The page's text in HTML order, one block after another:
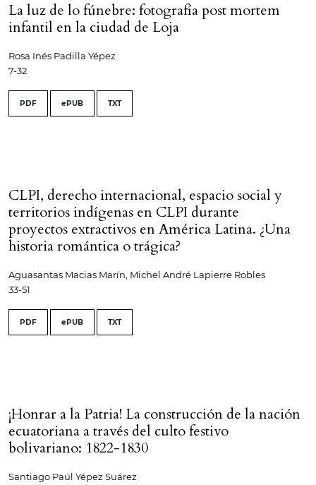
La luz de lo fúnebre: fotografía post mortem
infantil en la ciudad de Loja
Rosa Inés Padilla Yépez
7-32
PDF ePUB TXT
CLPI, derecho internacional, espacio social y
territorios indígenas en CLPI durante
proyectos extractivos en América Latina. ¿Una
historia romántica o trágica?
Aguasantas Macias Marín, Michel André Lapierre Robles
33-51
PDF ePUB TXT
¡Honrar a la Patria! La construcción de la nación
ecuatoriana a través del culto festivo
bolivariano: 1822-1830
Santiago Paúl Yépez Suárez